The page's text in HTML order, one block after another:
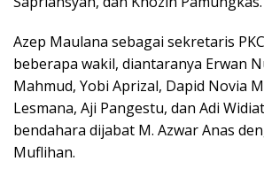
Azep Maulana sebagai sekretaris
beberapa wakil, diantaranya Erwan
Mahmud, Yobi Aprizal, Dapid Novia
Lesmana, Aji Pangestu, dan Adi
bendahara dijabat M. Azwar Anas
Muflihan.